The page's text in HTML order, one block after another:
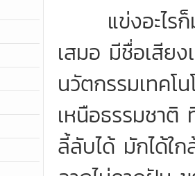
แข่งอะไรก็มั
เสมอ มีชื่อเสีย
นวัตกรรมเทคโ
เหนือธรรมชาติ
ลี้ลับได้ มักได้ใ